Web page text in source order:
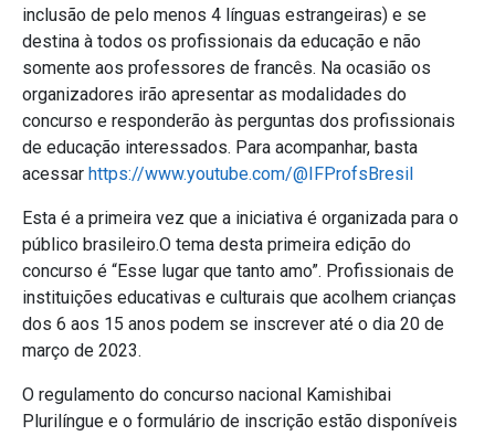
inclusão de pelo menos 4 línguas estrangeiras) e se
destina à todos os profissionais da educação e não
somente aos professores de francês. Na ocasião os
organizadores irão apresentar as modalidades do
concurso e responderão às perguntas dos profissionais
de educação interessados. Para acompanhar, basta
acessar https://www.youtube.com/@IFProfsBresil
Esta é a primeira vez que a iniciativa é organizada para o
público brasileiro.O tema desta primeira edição do
concurso é “Esse lugar que tanto amo”. Profissionais de
instituições educativas e culturais que acolhem crianças
dos 6 aos 15 anos podem se inscrever até o dia 20 de
março de 2023.
O regulamento do concurso nacional Kamishibai
Plurilíngue e o formulário de inscrição estão disponíveis